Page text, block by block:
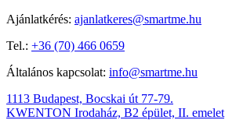
Ajánlatkérés: ajanlatkeres@smartme.hu
Tel.: +36 (70) 466 0659
Általános kapcsolat: info@smartme.hu
1113 Budapest, Bocskai út 77-79.
KWENTON Irodaház, B2 épület, II. emelet